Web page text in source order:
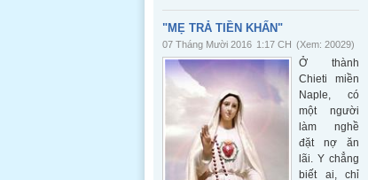
"MẸ TRẢ TIỀN KHẤN"
07 Tháng Mười 2016 1:17 CH (Xem: 20029)
Ở thành
Chieti miền
Naple, có
một người
làm nghề
đặt nợ ăn
lãi. Y chẳng
biết ai, chỉ